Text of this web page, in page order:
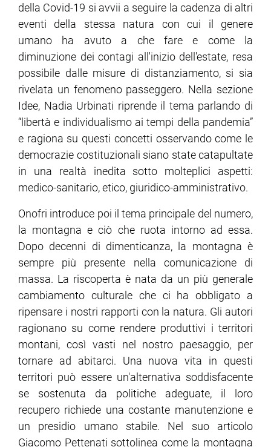
della Covid-19 si avvii a seguire la cadenza di altri
eventi della stessa natura con cui il genere
umano ha avuto a che fare e come la
diminuzione dei contagi all'inizio dell'estate, resa
possibile dalle misure di distanziamento, si sia
rivelata un fenomeno passeggero. Nella sezione
Idee, Nadia Urbinati riprende il tema parlando di
“libertà e individualismo ai tempi della pandemia”
e ragiona su questi concetti osservando come le
democrazie costituzionali siano state catapultate
in una realtà inedita sotto molteplici aspetti:
medico-sanitario, etico, giuridico-amministrativo.
Onofri introduce poi il tema principale del numero,
la montagna e ciò che ruota intorno ad essa.
Dopo decenni di dimenticanza, la montagna è
sempre più presente nella comunicazione di
massa. La riscoperta è nata da un più generale
cambiamento culturale che ci ha obbligato a
ripensare i nostri rapporti con la natura. Gli autori
ragionano su come rendere produttivi i territori
montani, così vasti nel nostro paesaggio, per
tornare ad abitarci. Una nuova vita in questi
territori può essere un'alternativa soddisfacente
se sostenuta da politiche adeguate, il loro
recupero richiede una costante manutenzione e
un presidio umano stabile. Nel suo articolo
Giacomo Pettenati sottolinea come la montagna